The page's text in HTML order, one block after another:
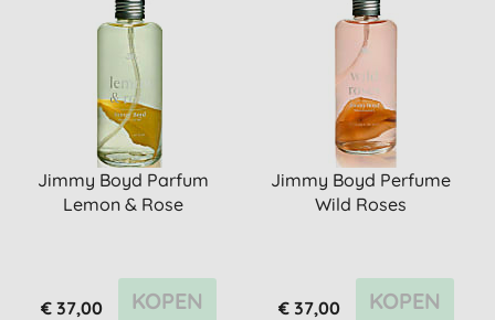
Jimmy Boyd Parfum
Lemon & Rose
€ 37,00 KOPEN
Jimmy Boyd Perfume
Wild Roses
€ 37,00 KOPEN